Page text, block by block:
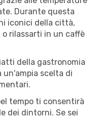
Durante questa
iconici della città,
rilassarti in un caffè
della gastronomia
un'ampia scelta di
tempo ti consentirà
dei dintorni. Se sei